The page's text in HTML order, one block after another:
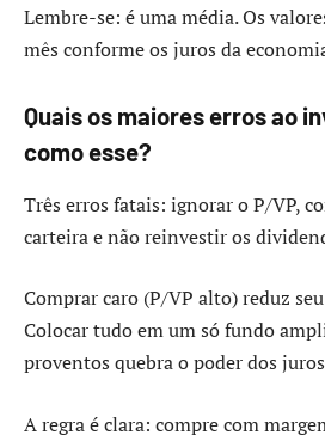
Lembre-se: é uma média. Os
mês conforme os juros da
Quais os maiores erros ao
como esse?
Três erros fatais: ignorar o P/VP,
carteira e não reinvestir os
Comprar caro (P/VP alto) reduz
Colocar tudo em um só fundo
proventos quebra o poder dos
A regra é clara: compre com